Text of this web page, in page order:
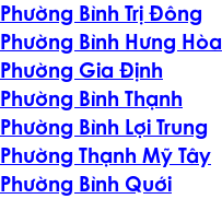
Bình Trị Đông
Bình Hưng Hòa
Gia Định
Bình Thạnh
Bình Lợi Trung
Thạnh Mỹ Tây
Bình Quới